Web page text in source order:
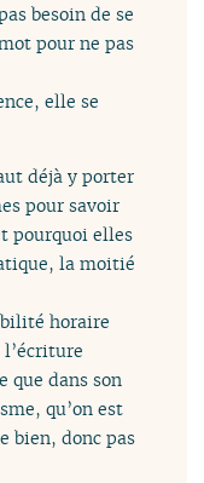
besoin de se
pour ne pas
elle se
déjà y porter
pour savoir
pourquoi elles
la moitié
horaire
l’écriture
que dans son
qu’on est
bien, donc pas